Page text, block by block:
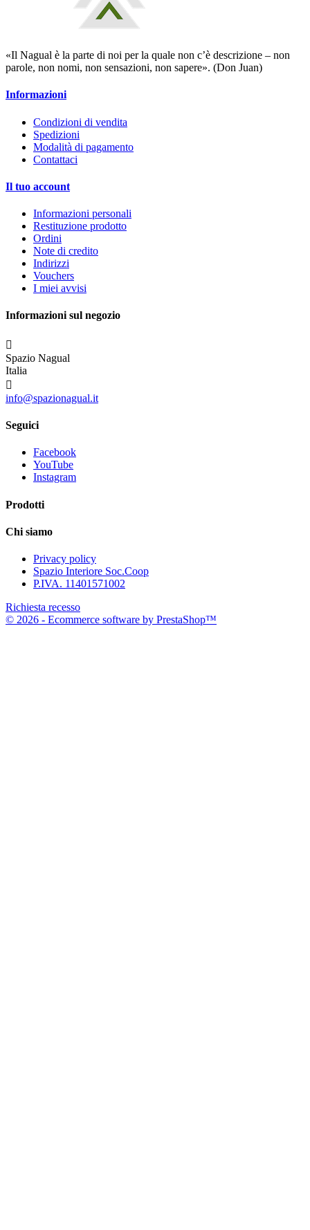
«Il Nagual è la parte di noi per la quale non c’è descrizione – non
parole, non nomi, non sensazioni, non sapere». (Don Juan)
Informazioni
Condizioni di vendita
Spedizioni
Modalità di pagamento
Contattaci
Il tuo account
Informazioni personali
Restituzione prodotto
Ordini
Note di credito
Indirizzi
Vouchers
I miei avvisi
Informazioni sul negozio

Spazio Nagual
Italia

info@spazionagual.it
Seguici
Facebook
YouTube
Instagram
Prodotti
Chi siamo
Privacy policy
Spazio Interiore Soc.Coop
P.IVA. 11401571002
Richiesta recesso
© 2026 - Ecommerce software by PrestaShop™